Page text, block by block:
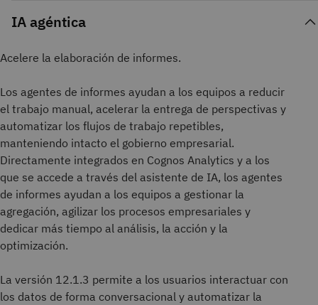
IA agéntica
Acelere la elaboración de informes.
Los agentes de informes ayudan a los equipos a reducir
el trabajo manual, acelerar la entrega de perspectivas y
automatizar los flujos de trabajo repetibles,
manteniendo intacto el gobierno empresarial.
Directamente integrados en Cognos Analytics y a los
que se accede a través del asistente de IA, los agentes
de informes ayudan a los equipos a gestionar la
agregación, agilizar los procesos empresariales y
dedicar más tiempo al análisis, la acción y la
optimización.
La versión 12.1.3 permite a los usuarios interactuar con
los datos de forma conversacional y automatizar la